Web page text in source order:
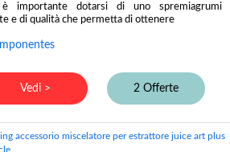
importante dotarsi di uno spremiagrumi
e di qualità che permetta di ottenere
Vedi > 2 Offerte
accessorio miscelatore per estrattore juice art plus